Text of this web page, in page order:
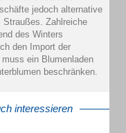
jedoch alternative
Straußes. Zahlreiche
des Winters
den Import der
ein Blumenladen
beschränken.
interessieren